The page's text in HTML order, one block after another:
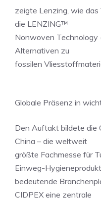
zeigte Lenzing, wie
die LENZING™
Nonwoven Technology
Alternativen zu
fossilen
Globale Präsenz in
Den Auftakt bildete die
China – die weltweit
größte Fachmesse für
Einweg-
bedeutende
CIDPEX eine zentrale